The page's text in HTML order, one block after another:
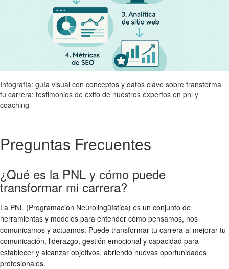
Infografía: guía visual con conceptos y datos clave sobre transforma
tu carrera: testimonios de éxito de nuestros expertos en pnl y
coaching
Preguntas Frecuentes
¿Qué es la PNL y cómo puede
transformar mi carrera?
La PNL (Programación Neurolingüística) es un conjunto de
herramientas y modelos para entender cómo pensamos, nos
comunicamos y actuamos. Puede transformar tu carrera al mejorar tu
comunicación, liderazgo, gestión emocional y capacidad para
establecer y alcanzar objetivos, abriendo nuevas oportunidades
profesionales.